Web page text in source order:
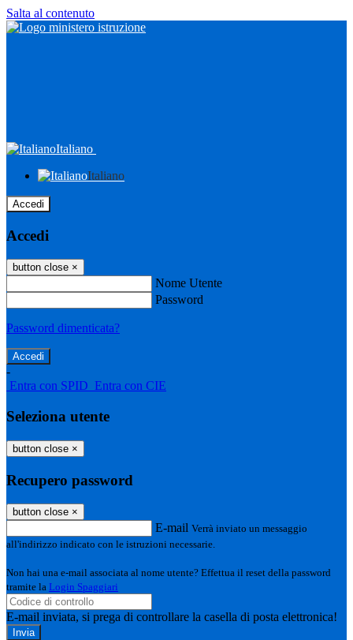
Salta al contenuto
Italiano
Italiano
Accedi
Accedi
button close ×
Nome Utente
Password
Password dimenticata?
-
Entra con SPID Entra con CIE
Seleziona utente
button close ×
Recupero password
button close ×
E-mail Verrà inviato un messaggio
all'indirizzo indicato con le istruzioni necessarie.
Non hai una e-mail associata al nome utente? Effettua il reset della password
tramite la Login Spaggiari
E-mail inviata, si prega di controllare la casella di posta elettronica!